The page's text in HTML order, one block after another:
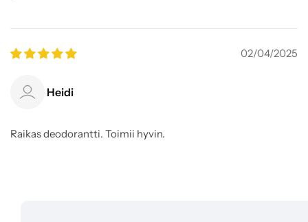
02/04/2025
Heidi
Raikas deodorantti. Toimii hyvin.